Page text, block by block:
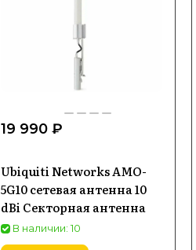
19 990 ₽
Ubiquiti Networks AMO-
5G10 сетевая антенна 10
dBi Секторная антенна
В наличии: 10